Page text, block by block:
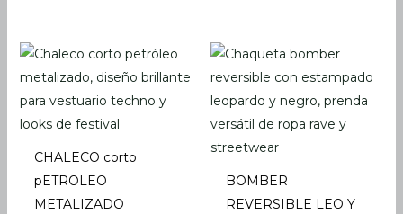
CHALECO corto
pETROLEO
METALIZADO
BOMBER
REVERSIBLE LEO Y